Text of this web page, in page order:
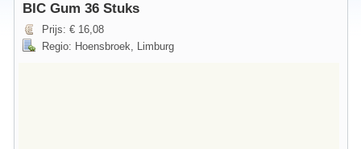
BIC Gum 36 Stuks
Prijs: € 16,08
Regio: Hoensbroek, Limburg